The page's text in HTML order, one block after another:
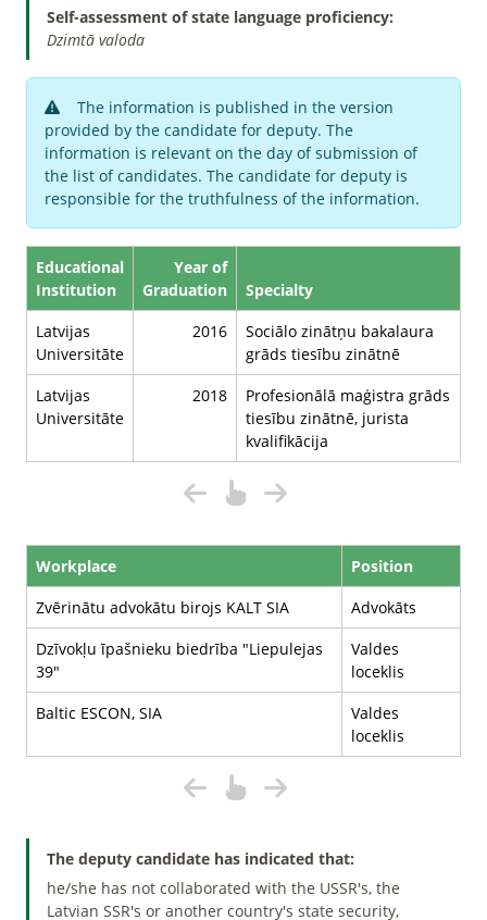
Self-assessment of state language proficiency:
Dzimtā valoda
The information is published in the version
provided by the candidate for deputy. The
information is relevant on the day of submission of
the list of candidates. The candidate for deputy is
responsible for the truthfulness of the information.
Educational
Institution
Year of
Graduation
Specialty
Latvijas
Universitāte
2016
Sociālo zinātņu bakalaura
grāds tiesību zinātnē
Latvijas
Universitāte
2018
Profesionālā maģistra grāds
tiesību zinātnē, jurista
kvalifikācija
Workplace
Position
Zvērinātu advokātu birojs KALT SIA
Advokāts
Dzīvokļu īpašnieku biedrība "Liepulejas
39"
Valdes
loceklis
Baltic ESCON, SIA
Valdes
loceklis
The deputy candidate has indicated that:
he/she has not collaborated with the USSR's, the
Latvian SSR's or another country's state security,